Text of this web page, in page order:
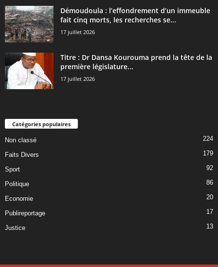
Démoudoula : l’effondrement d’un immeuble
fait cinq morts, les recherches se...
17 juillet 2026
Titre : Dr Dansa Kourouma prend la tête de la
première législature...
17 juillet 2026
Catégories populaires
Non classé 224
Faits Divers 179
Sport 92
Politique 86
Economie 20
Publireportage 17
Justice 13